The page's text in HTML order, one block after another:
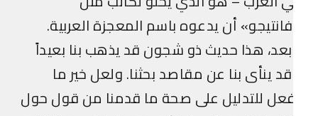
أن يدعوه باسم المعجزة العربية.
هذا حديث ذو شجون قد يذهب بنا بعيداً
ينأى بنا عن مقاصد بحثنا. ولعل خير ما
للتدليل على صحة ما قدمنا من قول حول